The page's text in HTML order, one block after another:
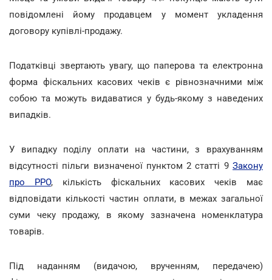
повідомлені йому продавцем у момент укладення
договору купівлі-продажу.
Податківці звертають увагу, що паперова та електронна
форма фіскальних касових чеків є рівнозначними між
собою та можуть видаватися у будь-якому з наведених
випадків.
У випадку поділу оплати на частини, з врахуванням
відсутності пільги визначеної пунктом 2 статті 9 Закону
про РРО, кількість фіскальних касових чеків має
відповідати кількості частин оплати, в межах загальної
суми чеку продажу, в якому зазначена номенклатура
товарів.
Під наданням (видачою, врученням, передачею)